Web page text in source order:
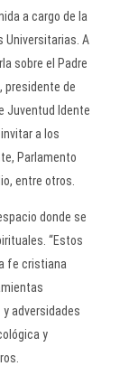
a cargo de la
Universitarias. A
sobre el Padre
presidente de
Juventud Idente
a los
Parlamento
entre otros.
donde se
“Estos
fe cristiana
adversidades
y